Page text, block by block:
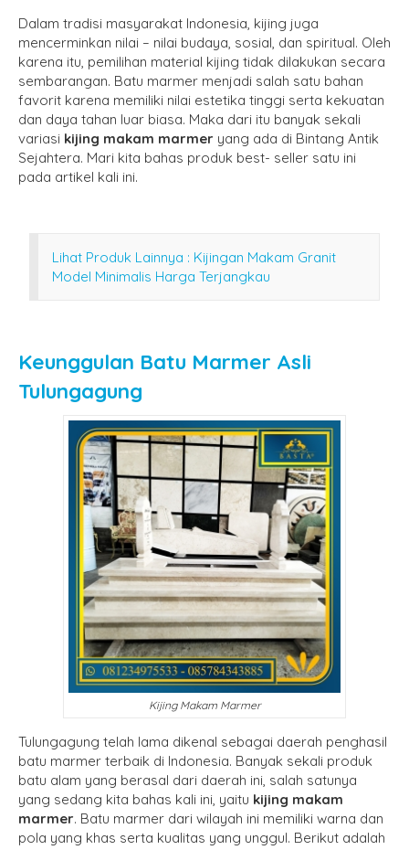
Dalam tradisi masyarakat Indonesia, kijing juga
mencerminkan nilai – nilai budaya, sosial, dan spiritual. Oleh
karena itu, pemilihan material kijing tidak dilakukan secara
sembarangan. Batu marmer menjadi salah satu bahan
favorit karena memiliki nilai estetika tinggi serta kekuatan
dan daya tahan luar biasa. Maka dari itu banyak sekali
variasi kijing makam marmer yang ada di Bintang Antik
Sejahtera. Mari kita bahas produk best- seller satu ini
pada artikel kali ini.
Lihat Produk Lainnya : Kijingan Makam Granit
Model Minimalis Harga Terjangkau
Keunggulan Batu Marmer Asli
Tulungagung
Kijing Makam Marmer
Tulungagung telah lama dikenal sebagai daerah penghasil
batu marmer terbaik di Indonesia. Banyak sekali produk
batu alam yang berasal dari daerah ini, salah satunya
yang sedang kita bahas kali ini, yaitu kijing makam
marmer. Batu marmer dari wilayah ini memiliki warna dan
pola yang khas serta kualitas yang unggul. Berikut adalah